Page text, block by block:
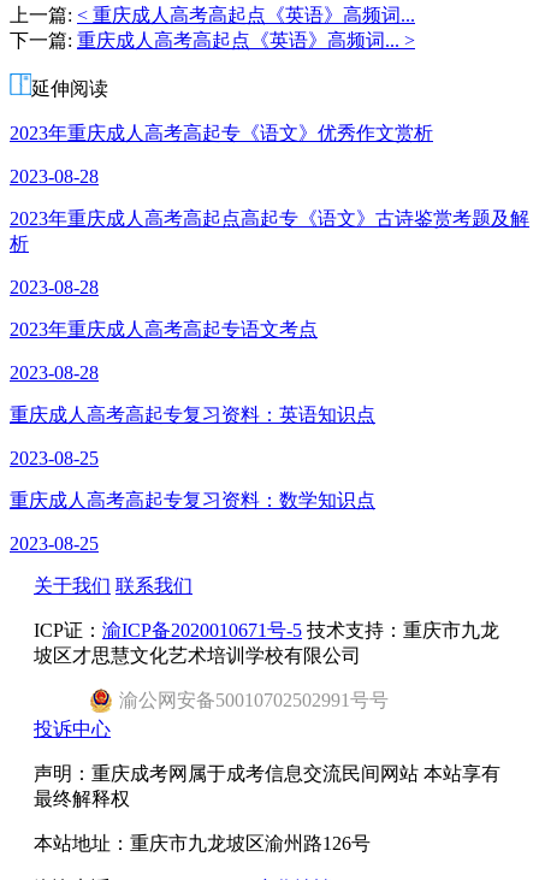
老
师
上一篇: < 重庆成人高考高起点《英语》高频词...
下一篇: 重庆成人高考高起点《英语》高频词... >
延伸阅读
2023年重庆成人高考高起专《语文》优秀作文赏析
2023-08-28
2023年重庆成人高考高起点高起专《语文》古诗鉴赏考题及解
析
2023-08-28
2023年重庆成人高考高起专语文考点
2023-08-28
重庆成人高考高起专复习资料：英语知识点
2023-08-25
重庆成人高考高起专复习资料：数学知识点
2023-08-25
关于我们 联系我们
ICP证： 渝ICP备2020010671号-5 技术支持：重庆市九龙
坡区才思慧文化艺术培训学校有限公司
渝公网安备50010702502991号号
投诉中心
声明：重庆成考网属于成考信息交流民间网站 本站享有
最终解释权
本站地址：重庆市九龙坡区渝州路126号